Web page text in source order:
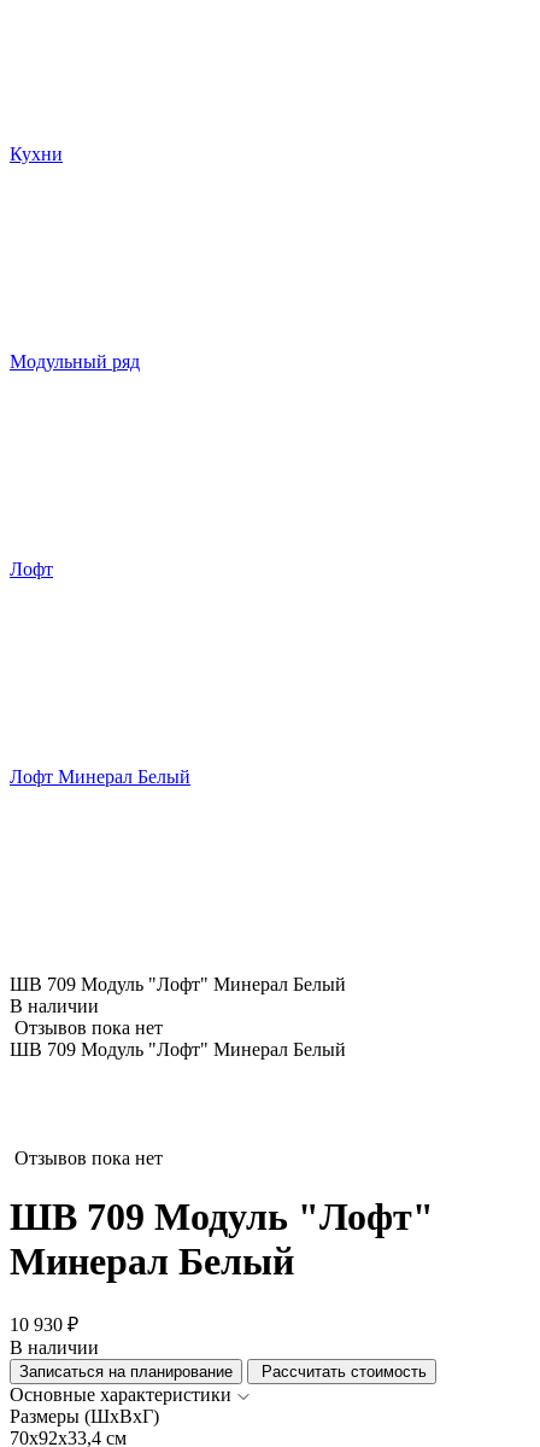
Кухни
Модульный ряд
Лофт
Лофт Минерал Белый
ШВ 709 Модуль "Лофт" Минерал Белый
В наличии
Отзывов пока нет
ШВ 709 Модуль "Лофт" Минерал Белый
Отзывов пока нет
ШВ 709 Модуль "Лофт"
Минерал Белый
10 930 ₽
В наличии
Записаться на планирование Рассчитать стоимость
Основные характеристики
Размеры (ШхВхГ)
70x92x33,4 см